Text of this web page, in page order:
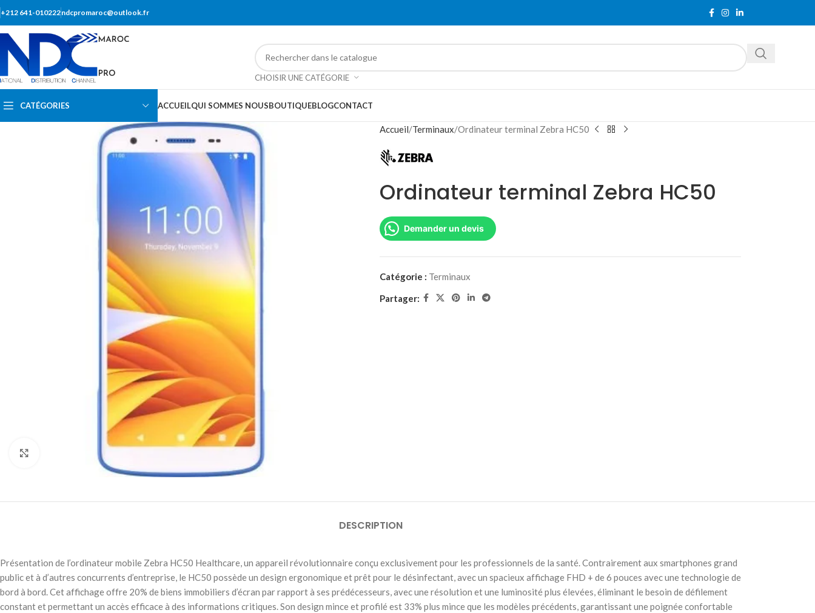
+212 641-010222ndcpromaroc@outlook.fr
CHOISIR UNE CATÉGORIE
CATÉGORIES ACCUEILQUI SOMMES NOUSBOUTIQUEBLOGCONTACT
Accueil Terminaux Ordinateur terminal Zebra HC50
Ordinateur terminal Zebra HC50
Demander un devis
Catégorie : Terminaux
Partager:
DESCRIPTION
Présentation de l’ordinateur mobile Zebra HC50 Healthcare, un appareil révolutionnaire conçu exclusivement pour les professionnels de la santé. Contrairement aux smartphones grand
public et à d’autres concurrents d’entreprise, le HC50 possède un design ergonomique et prêt pour le désinfectant, avec un spacieux affichage FHD + de 6 pouces avec une technologie de
bord à bord. Cet affichage offre 20% de biens immobiliers d’écran par rapport à ses prédécesseurs, avec une résolution et une luminosité plus élevées, éliminant le besoin de défilement
constant et permettant un accès efficace à des informations critiques. Son design mince et profilé est 33% plus mince que les modèles précédents, garantissant une poignée confortable